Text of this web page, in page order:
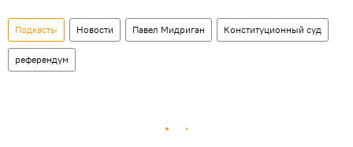
Подкасты Новости Павел Мидриган Конституционный суд
референдум